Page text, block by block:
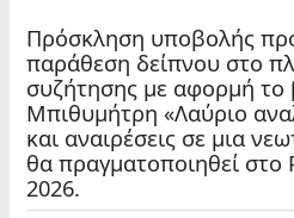
Πρόσκληση υποβολής
παράθεση δείπνου στο
συζήτησης με αφορμή το
Μπιθυμήτρη «Λαύριο
και αναιρέσεις σε μια
θα πραγματοποιηθεί στο
2026.